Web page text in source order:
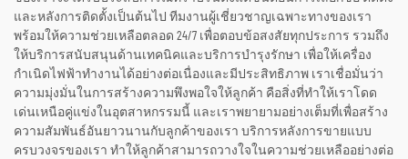
และหลังการติดตั้งเป็นต้นไป ทีมงานผู้เชี่ยวชาญเฉพาะทางของเรา
พร้อมให้ความช่วยเหลือตลอด 24/7 เพื่อตอบข้อสงสัยทุกประการ รวมถึง
ให้บริการสนับสนุนด้านเทคนิคและบริการบำรุงรักษา เพื่อให้เครื่อง
กำเนิดไฟฟ้าทำงานได้อย่างต่อเนื่องและมีประสิทธิภาพ เราเชื่อมั่นว่า
ความมุ่งมั่นในการสร้างความพึงพอใจให้ลูกค้า คือสิ่งที่ทำให้เราโดด
เด่นเหนือคู่แข่งในอุตสาหกรรมนี้ และเราพยายามอย่างเต็มที่เพื่อสร้าง
ความสัมพันธ์อันยาวนานกับลูกค้าของเรา บริการหลังการขายแบบ
ครบวงจรของเรา ทำให้ลูกค้าสามารถวางใจในความช่วยเหลืออย่างต่อ